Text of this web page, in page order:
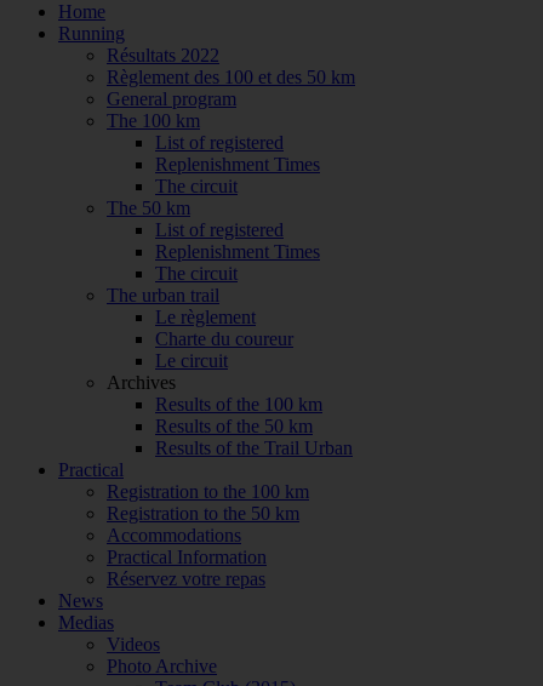
Home
Running
Résultats 2022
Règlement des 100 et des 50 km
General program
The 100 km
List of registered
Replenishment Times
The circuit
The 50 km
List of registered
Replenishment Times
The circuit
The urban trail
Le règlement
Charte du coureur
Le circuit
Archives
Results of the 100 km
Results of the 50 km
Results of the Trail Urban
Practical
Registration to the 100 km
Registration to the 50 km
Accommodations
Practical Information
Réservez votre repas
News
Medias
Videos
Photo Archive